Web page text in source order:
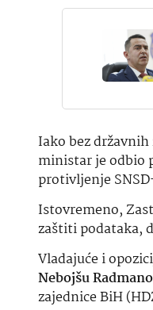
Iako bez
ministar je odbio
protivljenje
Istovremeno,
zaštiti podataka,
Vladajuće i
Nebojšu
zajednice BiH